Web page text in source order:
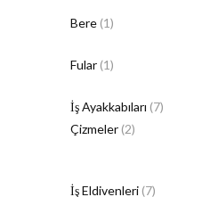
Bere (1)
Fular (1)
İş Ayakkabıları (7)
Çizmeler (2)
İş Eldivenleri (7)